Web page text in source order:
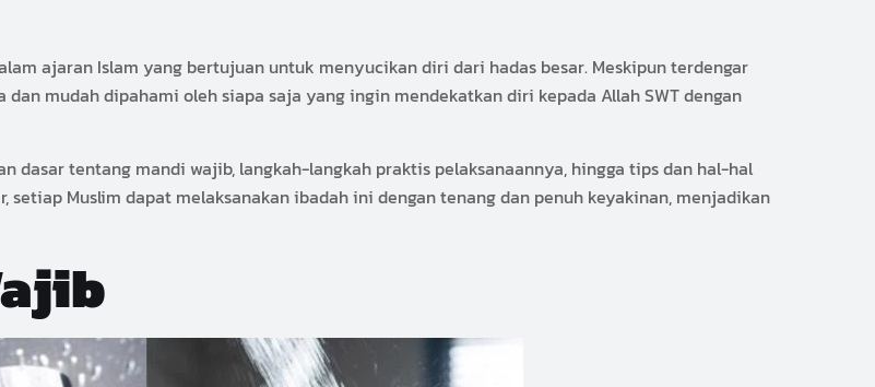
ajaran Islam yang bertujuan untuk menyucikan diri dari hadas besar. Meskipun terdengar
mudah dipahami oleh siapa saja yang ingin mendekatkan diri kepada Allah SWT dengan
dasar tentang mandi wajib, langkah-langkah praktis pelaksanaannya, hingga tips dan hal-hal
Muslim dapat melaksanakan ibadah ini dengan tenang dan penuh keyakinan, menjadikan